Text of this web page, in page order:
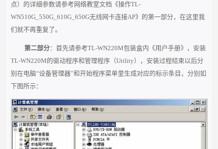
点）的详细参数请参考网络教室文档《操作TL-
WN510G_550G_610G_650G无线网卡连接AP》的第一部分，在这里我
们就不再重复了。
第二部分：首先请参考TL-WN220M包装盒内《用户手册》，安装
TL-WN220M的驱动程序和管理程序（Utility），安装过程结束以后分
别在电脑“设备管理器”和开始程序菜单里生成对应的标示条目，分别如
下图所示：